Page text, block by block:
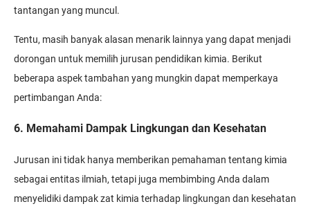
tantangan yang muncul.
Tentu, masih banyak alasan menarik lainnya yang dapat menjadi
dorongan untuk memilih jurusan pendidikan kimia. Berikut
beberapa aspek tambahan yang mungkin dapat memperkaya
pertimbangan Anda:
6. Memahami Dampak Lingkungan dan Kesehatan
Jurusan ini tidak hanya memberikan pemahaman tentang kimia
sebagai entitas ilmiah, tetapi juga membimbing Anda dalam
menyelidiki dampak zat kimia terhadap lingkungan dan kesehatan